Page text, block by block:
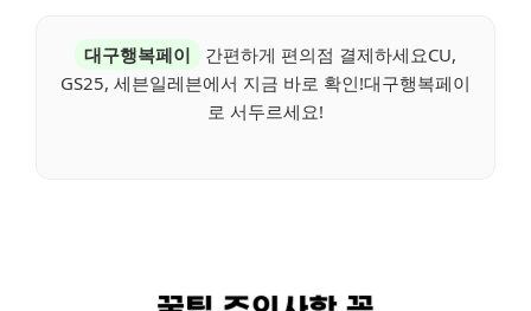
대구행복페이
간편하게 편의점 결제하세요CU,
GS25, 세븐일레븐에서 지금 바로 확인!대구행복페이
로 서두르세요!